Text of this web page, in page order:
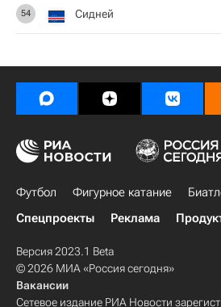
54 Сидней
Футбол Фигурное катание
Спецпроекты
Реклама
Версия 2023.1 Beta
© 2026 МИА «Россия сегодня»
Вакансии
Сетевое издание РИА Новости